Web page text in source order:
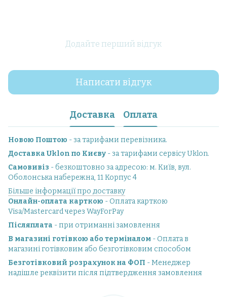
Додайте перший відгук
Написати відгук
Доставка Оплата
Новою Поштою - за тарифами перевізника.
Доставка Uklon по Києву - за тарифами сервісу Uklon.
Самовивіз - безкоштовно за адресою: м. Київ, вул.
Оболонська набережна, 11 Корпус 4
Більше інформації про доставку
Онлайн-оплата карткою - Оплата карткою
Visa/Mastercard через WayForPay
Післяплата - при отриманні замовлення
В магазині готівкою або терміналом - Оплата в
магазині готівковим або безготівковим способом
Безготівковий розрахунок на ФОП - Менеджер
надішле реквізити після підтвердження замовлення